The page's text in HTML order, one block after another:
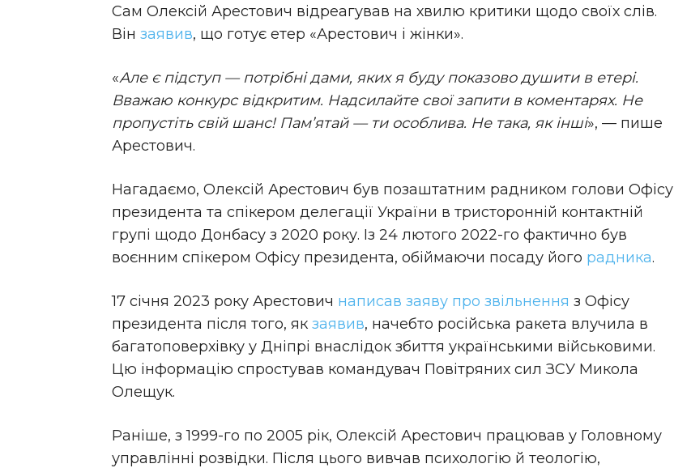
Сам Олексій Арестович відреагував на хвилю критики щодо своїх слів.
Він заявив, що готує етер «Арестович і жінки».
«Але є підступ — потрібні дами, яких я буду показово душити в етері.
Вважаю конкурс відкритим. Надсилайте свої запити в коментарях. Не
пропустіть свій шанс! Пам’ятай — ти особлива. Не така, як інші», — пише
Арестович.
Нагадаємо, Олексій Арестович був позаштатним радником голови Офісу
президента та спікером делегації України в тристоронній контактній
групі щодо Донбасу з 2020 року. Із 24 лютого 2022-го фактично був
воєнним спікером Офісу президента, обіймаючи посаду його радника.
17 січня 2023 року Арестович написав заяву про звільнення з Офісу
президента після того, як заявив, начебто російська ракета влучила в
багатоповерхівку у Дніпрі внаслідок збиття українськими військовими.
Цю інформацію спростував командувач Повітряних сил ЗСУ Микола
Олещук.
Раніше, з 1999-го по 2005 рік, Олексій Арестович працював у Головному
управлінні розвідки. Після цього вивчав психологію й теологію,